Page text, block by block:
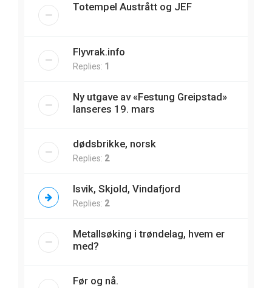
Totempel Austrått og JEF
Flyvrak.info
Replies: 1
Ny utgave av «Festung Greipstad»
lanseres 19. mars
dødsbrikke, norsk
Replies: 2
Isvik, Skjold, Vindafjord
Replies: 2
Metallsøking i trøndelag, hvem er
med?
Før og nå.